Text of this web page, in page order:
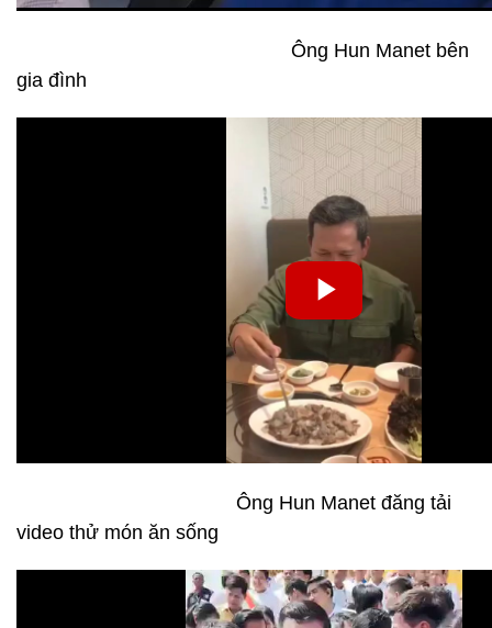
Ông Hun Manet bên
gia đình
Ông Hun Manet đăng tải
video thử món ăn sống